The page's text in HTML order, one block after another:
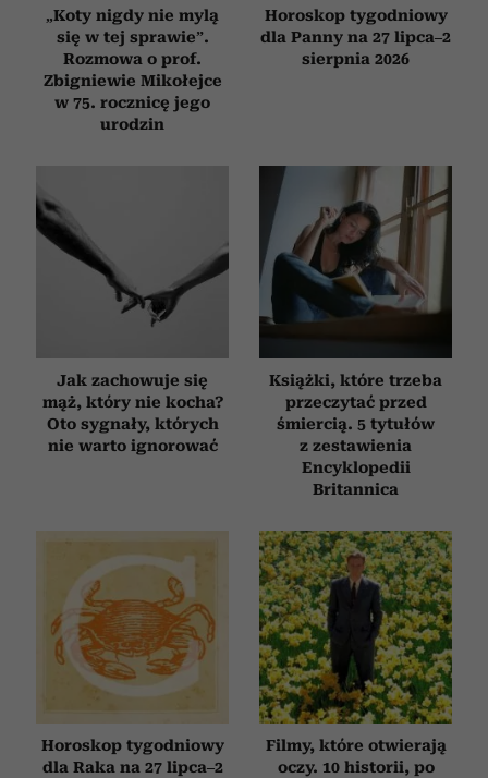
„Koty nigdy nie mylą
się w tej sprawie”.
Rozmowa o prof.
Zbigniewie Mikołejce
w 75. rocznicę jego
urodzin
Horoskop tygodniowy
dla Panny na 27 lipca–2
sierpnia 2026
Jak zachowuje się
mąż, który nie kocha?
Oto sygnały, których
nie warto ignorować
Książki, które trzeba
przeczytać przed
śmiercią. 5 tytułów
z zestawienia
Encyklopedii
Britannica
Horoskop tygodniowy
dla Raka na 27 lipca–2
Filmy, które otwierają
oczy. 10 historii, po